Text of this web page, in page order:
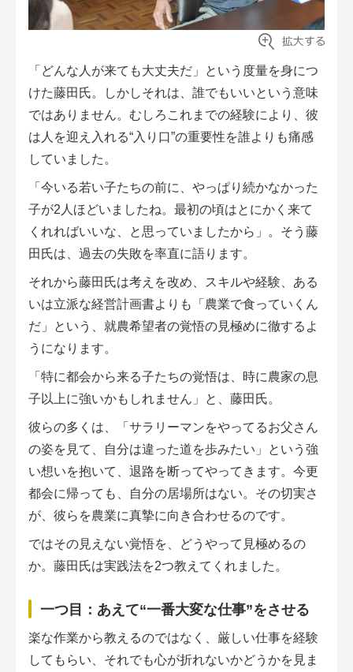
「どんな人が来ても大丈夫だ」という度量を身につ
けた藤田氏。しかしそれは、誰でもいいという意味
ではありません。むしろこれまでの経験により、彼
は人を迎え入れる“入り口”の重要性を誰よりも痛感
していました。
「今いる若い子たちの前に、やっぱり続かなかった
子が2人ほどいましたね。最初の頃はとにかく来て
くれればいいな、と思っていましたから」。そう藤
田氏は、過去の失敗を率直に語ります。
それから藤田氏は考えを改め、スキルや経験、ある
いは立派な経営計画書よりも「農業で食っていくん
だ」という、就農希望者の覚悟の見極めに徹するよ
うになります。
「特に都会から来る子たちの覚悟は、時に農家の息
子以上に強いかもしれません」と、藤田氏。
彼らの多くは、「サラリーマンをやってるお父さん
の姿を見て、自分は違った道を歩みたい」という強
い想いを抱いて、退路を断ってやってきます。今更
都会に帰っても、自分の居場所はない。その切実さ
が、彼らを農業に真摯に向き合わせるのです。
ではその見えない覚悟を、どうやって見極めるの
か。藤田氏は実践法を2つ教えてくれました。
一つ目：あえて“一番大変な仕事”をさせる
楽な作業から教えるのではなく、厳しい仕事を経験
してもらい、それでも心が折れないかどうかを見ま